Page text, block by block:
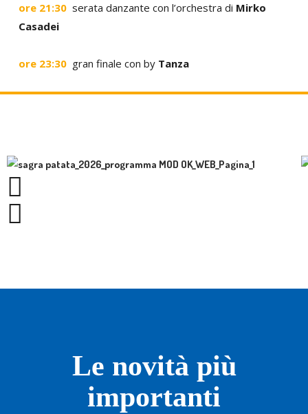
ore 21:30serata danzante con l’orchestra di Mirko
Casadei
ore 23:30gran finale con by Tanza
Le novità più
importanti